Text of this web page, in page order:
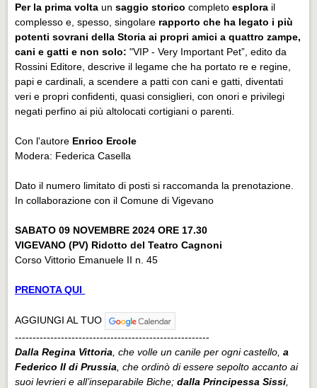
Per la prima voltaun saggio storicocompleto esplora il
complesso e, spesso, singolare rapporto che ha legato i più
potenti sovrani della Storia ai propri amici a quattro zampe,
cani e gatti e non solo:"VIP - Very Important Pet”, edito da
Rossini Editore, descrive il legame che ha portato re e regine,
papi e cardinali, a scendere a patti con cani e gatti, diventati
veri e propri confidenti, quasi consiglieri, con onori e privilegi
negati perfino ai più altolocati cortigiani o parenti.
Con l'autore Enrico Ercole
Modera: Federica Casella
Dato il numero limitato di posti si raccomanda la prenotazione.
In collaborazione con il Comune di Vigevano
SABATO 09 NOVEMBRE 2024 ORE 17.30
VIGEVANO (PV) Ridotto del Teatro Cagnoni
Corso Vittorio Emanuele II n. 45
PRENOTA QUI
AGGIUNGI AL TUO
-------------------------------------------------------
Dalla Regina Vittoria , che volle un canile per ogni castello,a
Federico II di Prussia , che ordinò di essere sepolto accanto ai
suoi levrieri e all’inseparabile Biche;dalla Principessa Sissi